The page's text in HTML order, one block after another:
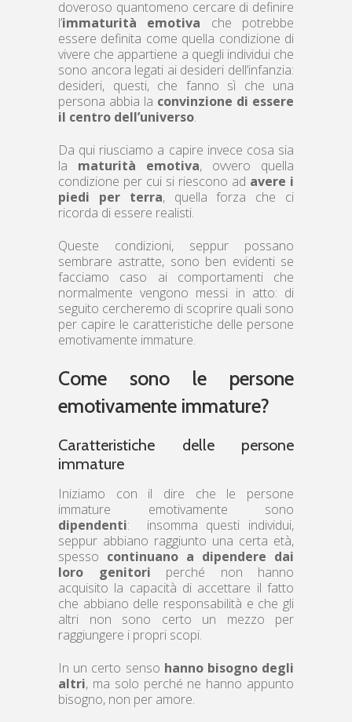
doveroso quantomeno cercare di definire
l’immaturità emotiva che potrebbe
essere definita come quella condizione di
vivere che appartiene a quegli individui che
sono ancora legati ai desideri dell’infanzia:
desideri, questi, che fanno sì che una
persona abbia la convinzione di essere
il centro dell’universo.
Da qui riusciamo a capire invece cosa sia
la maturità emotiva, ovvero quella
condizione per cui si riescono ad avere i
piedi per terra, quella forza che ci
ricorda di essere realisti.
Queste condizioni, seppur possano
sembrare astratte, sono ben evidenti se
facciamo caso ai comportamenti che
normalmente vengono messi in atto: di
seguito cercheremo di scoprire quali sono
per capire le caratteristiche delle persone
emotivamente immature.
Come sono le persone
emotivamente immature?
Caratteristiche delle persone
immature
Iniziamo con il dire che le persone
immature emotivamente sono
dipendenti: insomma questi individui,
seppur abbiano raggiunto una certa età,
spesso continuano a dipendere dai
loro genitori perché non hanno
acquisito la capacità di accettare il fatto
che abbiano delle responsabilità e che gli
altri non sono certo un mezzo per
raggiungere i propri scopi.
In un certo senso hanno bisogno degli
altri, ma solo perché ne hanno appunto
bisogno, non per amore.